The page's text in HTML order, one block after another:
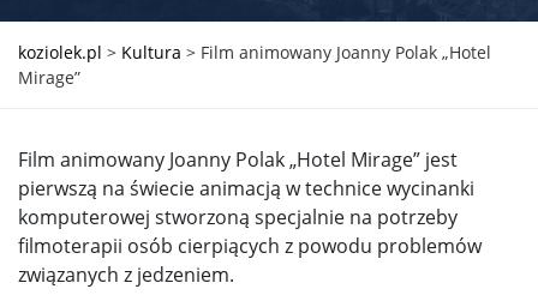
koziolek.pl > Kultura > Film animowany Joanny Polak „Hotel
Mirage”
Film animowany Joanny Polak „Hotel Mirage” jest
pierwszą na świecie animacją w technice wycinanki
komputerowej stworzoną specjalnie na potrzeby
filmoterapii osób cierpiących z powodu problemów
związanych z jedzeniem.